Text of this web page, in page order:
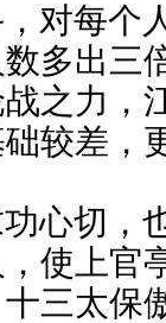
对每个
多出三
之力，
较差，
心切，
使上官
三太保